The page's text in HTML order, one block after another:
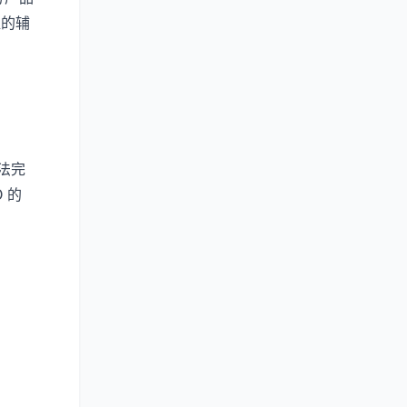
辅
完
的